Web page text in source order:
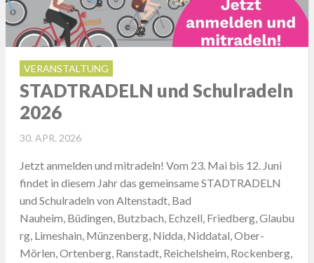
VERANSTALTUNG
STADTRADELN und Schulradeln
2026
POSTED
30. APR. 2026
Jetzt anmelden und mitradeln! Vom 23. Mai bis 12. Juni
findet in diesem Jahr das gemeinsame STADTRADELN
und Schulradeln von Altenstadt, Bad
Nauheim, Büdingen, Butzbach, Echzell, Friedberg, Glaubu
rg, Limeshain, Münzenberg, Nidda, Niddatal, Ober-
Mörlen, Ortenberg, Ranstadt, Reichelsheim, Rockenberg,